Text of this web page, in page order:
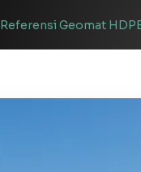
Referensi Geomat